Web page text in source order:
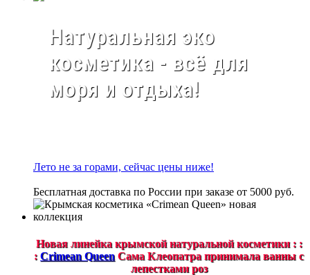
Натуральная эко
косметика - всё для
моря и отдыха!
Лето не за горами, сейчас цены ниже!
Бесплатная доставка по России при заказе от 5000 руб.
Новая линейка крымской натуральной косметики : :
: Crimean Queen Сама Клеопатра принимала ванны с
лепестками роз